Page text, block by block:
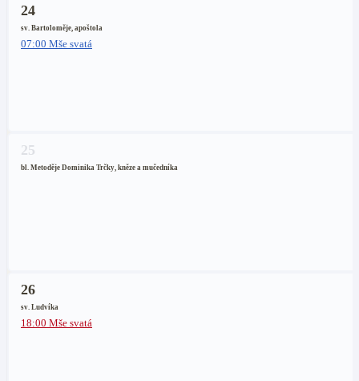
24
sv. Bartoloměje, apoštola
07:00 Mše svatá
25
bl. Metoděje Dominika Trčky, kněze a mučedníka
26
sv. Ludvíka
18:00 Mše svatá